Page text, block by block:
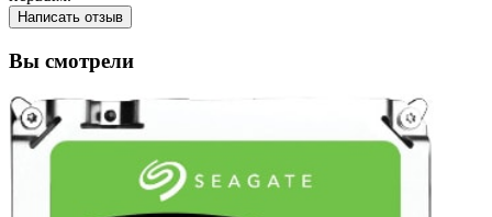
Написать отзыв
Вы смотрели